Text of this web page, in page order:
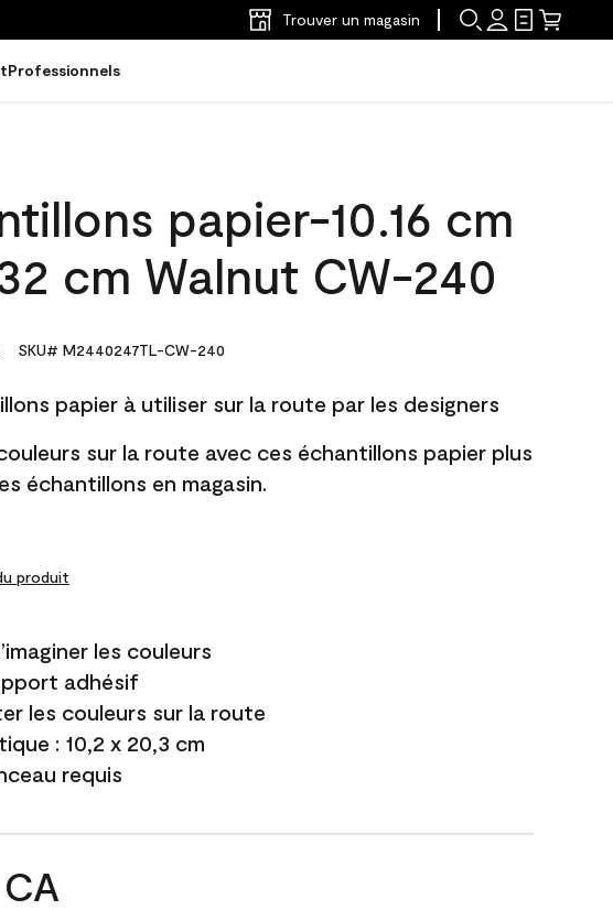
Trouver un magasin
Professionnels
papier-10.16 cm
cm Walnut CW-240
SKU# M2440247TL-CW-240
papier à utiliser sur la route par les designers
sur la route avec ces échantillons papier plus
échantillons en magasin.
produit
les couleurs
adhésif
les couleurs sur la route
: 10,2 x 20,3 cm
requis